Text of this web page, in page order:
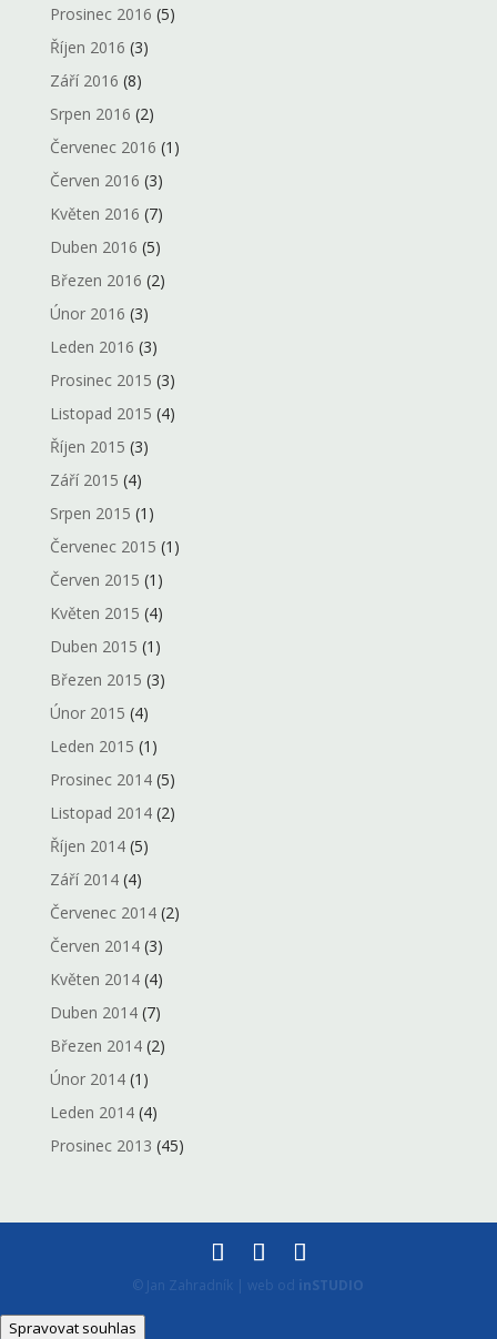
Prosinec 2016 (5)
Říjen 2016 (3)
Září 2016 (8)
Srpen 2016 (2)
Červenec 2016 (1)
Červen 2016 (3)
Květen 2016 (7)
Duben 2016 (5)
Březen 2016 (2)
Únor 2016 (3)
Leden 2016 (3)
Prosinec 2015 (3)
Listopad 2015 (4)
Říjen 2015 (3)
Září 2015 (4)
Srpen 2015 (1)
Červenec 2015 (1)
Červen 2015 (1)
Květen 2015 (4)
Duben 2015 (1)
Březen 2015 (3)
Únor 2015 (4)
Leden 2015 (1)
Prosinec 2014(5)
Listopad 2014(2)
Říjen 2014(5)
Září 2014(4)
Červenec 2014(2)
Červen 2014(3)
Květen 2014(4)
Duben 2014(7)
Březen 2014(2)
Únor 2014(1)
Leden 2014(4)
Prosinec 2013 (45)
© Jan Zahradník | web od inSTUDIO
Spravovat souhlas